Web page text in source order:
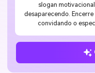
slogan
desaparecendo.
convidando o